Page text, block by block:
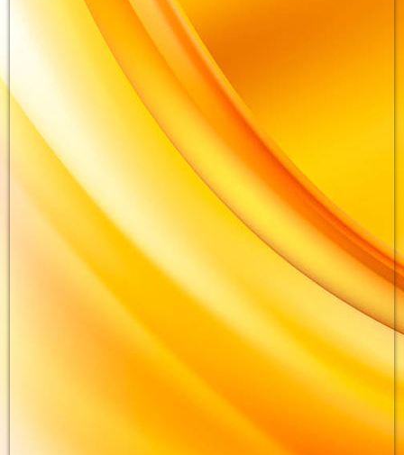
8sxy9vqd